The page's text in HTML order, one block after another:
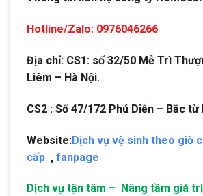
Hotline/Zalo: 0976046266
Địa chỉ: CS1: số 32/50 Mễ Trì
Liêm – Hà Nội.
CS2 : Số 47/172 Phú Diễn – Bắc
Website:Dịch vụ vệ sinh theo giờ
cấp , fanpage
Dịch vụ tận tâm – Nâng tầm giá